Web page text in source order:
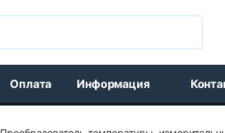
Оплата Информация